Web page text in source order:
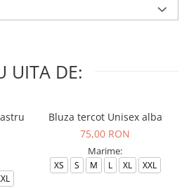
UITA DE:
Bluza tercot Unisex alba
75,00 RON
Marime:
XS S M L XL XXL